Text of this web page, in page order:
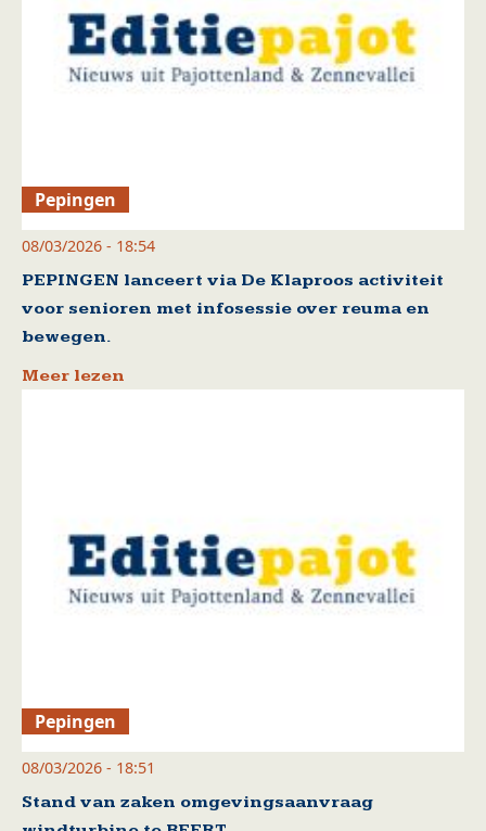
Pepingen
08/03/2026 - 18:54
PEPINGEN lanceert via De Klaproos activiteit
voor senioren met infosessie over reuma en
bewegen.
Meer lezen
Pepingen
08/03/2026 - 18:51
Stand van zaken omgevingsaanvraag